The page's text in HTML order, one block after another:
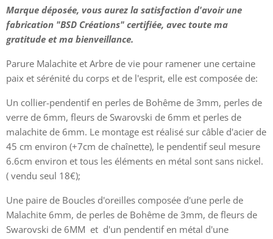
Marque déposée, vous aurez la satisfaction d'avoir une
fabrication "BSD Créations" certifiée, avec toute ma
gratitude et ma bienveillance.
Parure Malachite et Arbre de vie pour ramener une certaine
paix et sérénité du corps et de l'esprit, elle est composée de:
Un collier-pendentif en perles de Bohême de 3mm, perles de
verre de 6mm, fleurs de Swarovski de 6mm et perles de
malachite de 6mm. Le montage est réalisé sur câble d'acier de
45 cm environ (+7cm de chaînette), le pendentif seul mesure
6.6cm environ et tous les éléments en métal sont sans nickel.
( vendu seul 18€);
Une paire de Boucles d'oreilles composée d'une perle de
Malachite 6mm, de perles de Bohême de 3mm, de fleurs de
Swarovski de 6MM et d'un pendentif en métal d'une